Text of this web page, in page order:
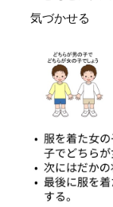
気づかせる